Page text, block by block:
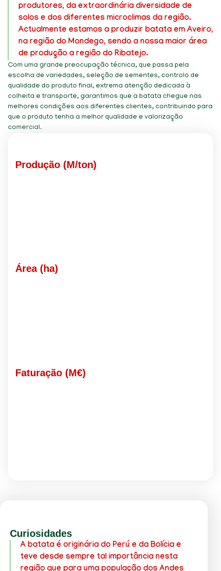
produtores, da extraordinária diversidade de
solos e dos diferentes microclimas da região.
Actualmente estamos a produzir batata em Aveiro,
na região do Mondego, sendo a nossa maior área
de produção a região do Ribatejo.
Com uma grande preocupação técnica, que passa pela
escolha de variedades, seleção de sementes, controlo de
qualidade do produto final, extrema atenção dedicada à
colheita e transporte, garantimos que a batata chegue nas
melhores condições aos diferentes clientes, contribuindo para
que o produto tenha a melhor qualidade e valorização
comercial.
Produção (M/ton)
Área (ha)
Faturação (M€)
Curiosidades
A batata é originária do Perú e da Bolícia e
teve desde sempre tal importância nesta